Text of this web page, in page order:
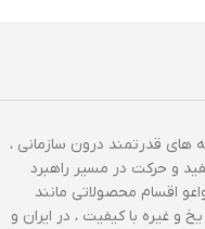
های قدرتمند درون سازمانی ،
و حرکت در مسیر راهبرد
اقسام محصولاتی مانند
و غیره با کیفیت ، در ایران و